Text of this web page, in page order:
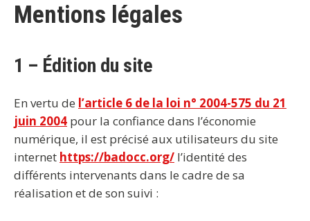
Mentions légales
1 – Édition du site
En vertu de l’article 6 de la loi n° 2004-575 du 21
juin 2004 pour la confiance dans l’économie
numérique, il est précisé aux utilisateurs du site
internet https://badocc.org/ l’identité des
différents intervenants dans le cadre de sa
réalisation et de son suivi :